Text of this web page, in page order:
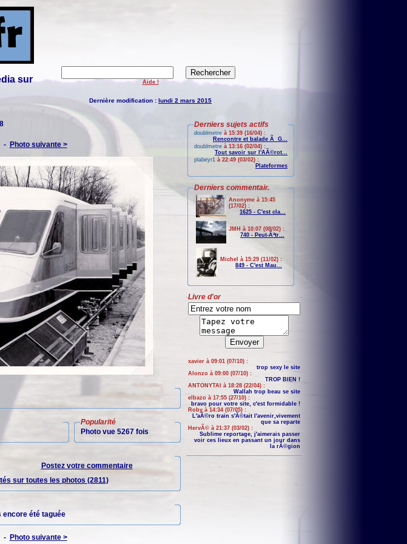
sur
Aide !
Dernière modification : lundi 2 mars 2015
- Photo suivante >
Popularité
Photo vue 5267 fois
Postez votre commentaire
sur toutes les photos (2811)
encore été taguée
- Photo suivante >
Derniers sujets actifs
doublmetre à 15:39 (16/04) :
Rencontre et balade Ã G...
doublmetre à 13:16 (02/04) :
Tout savoir sur l'AÃ©rot...
plabeyr1 à 22:49 (03/02) :
Plateformes
Derniers commentair.
Anonyme à 15:45
(17/02) :
1625 - C'est cla...
JMH à 10:07 (08/02) :
740 - Peut-Ãªtr...
Michel à 15:29 (11/02) :
849 - C'est Mau...
Livre d'or
xavier à 09:01 (07/10) :
trop sexy le site
Alonzo à 09:00 (07/10) :
TROP BIEN !
ANTONYTAI à 18:28 (22/04) :
Wallah trop beau se site
elbazo à 17:55 (27/10) :
bravo pour votre site, c'est formidable !
Roby à 14:34 (07/05) :
L'aÃ©ro train s'Ã©tait l'avenir,vivement
que sa reparte
HervÃ© à 21:37 (03/02) :
Sublime reportage, j'aimerais passer
voir ces lieux en passant un jour dans
la rÃ©gion